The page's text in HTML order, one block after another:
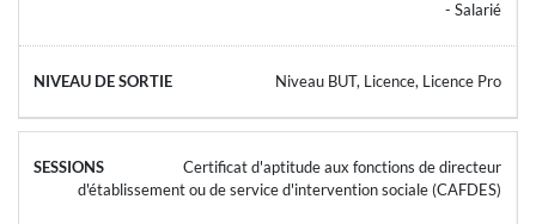
- Salarié
Niveau BUT, Licence, Licence Pro
Certificat d'aptitude aux fonctions de directeur
d'établissement ou de service d'intervention sociale (CAFDES)